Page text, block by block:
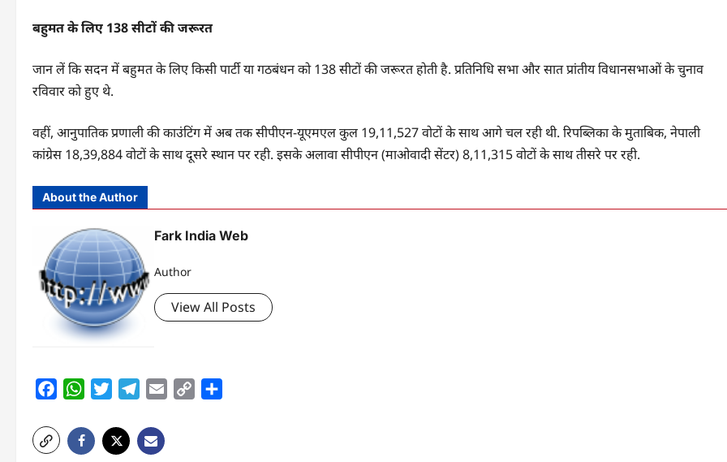
बहुमत के लिए 138 सीटों की जरूरत
जान लें कि सदन में बहुमत के लिए किसी पार्टी या गठबंधन को 138 सीटों की जरूरत होती है. प्रतिनिधि सभा और सात प्रांतीय विधानसभाओं के चुनाव
रविवार को हुए थे.
वहीं, आनुपातिक प्रणाली की काउंटिंग में अब तक सीपीएन-यूएमएल कुल 19,11,527 वोटों के साथ आगे चल रही थी. रिपब्लिका के मुताबिक, नेपाली
कांग्रेस 18,39,884 वोटों के साथ दूसरे स्थान पर रही. इसके अलावा सीपीएन (माओवादी सेंटर) 8,11,315 वोटों के साथ तीसरे पर रही.
About the Author
Fark India Web
Author
View All Posts
FacebookWhatsAppTwitterTelegram
Email
Copy